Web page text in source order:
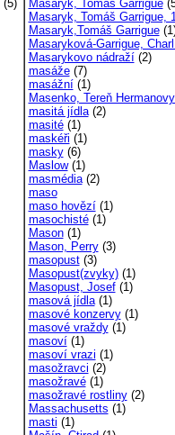
(5)
Masaryk, Tomáš Garrigue
Masaryk, Tomáš Garrigue,
Masaryk,Tomáš Garrigue
Masaryková-Garrigue,
Masarykovo nádraží(2)
masáže(7)
masážní(1)
Masenko, Tereň
masitá jídla(2)
masité(1)
maskéři (1)
masky(6)
Maslow(1)
masmédia(2)
maso
maso hovězí(1)
masochisté(1)
Mason(1)
Mason, Perry(3)
masopust(3)
Masopust(zvyky)(1)
Masopust, Josef(1)
masová jídla(1)
masové konzervy(1)
masové vraždy(1)
masoví(1)
masoví vrazi (1)
masožravci (2)
masožravé(1)
masožravé rostliny(2)
Massachusetts (1)
masti (1)